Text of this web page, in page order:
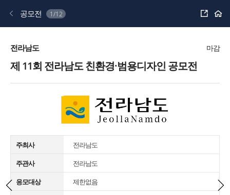
공모전 1/12 공
하
홈
전라남도 마감
제 11회 전라남도 친환경·범용디자인 공모전
주최사
전라남도
주관사
전라남도
응모대상
제한없음